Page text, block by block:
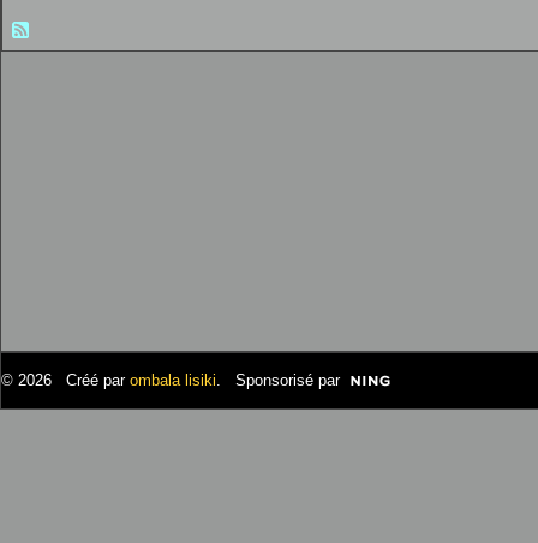
© 2026 Créé par ombala lisiki. Sponsorisé par